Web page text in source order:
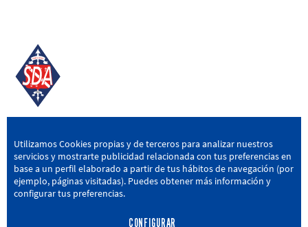
SD AMOREBIETA
San Miguel Kalea, 16, 48340 Amorebieta, Bizkaia
946 604 751 | sda@sdamorebieta.eus
Utilizamos Cookies propias y de terceros para analizar nuestros
servicios y mostrarte publicidad relacionada con tus preferencias en
base a un perfil elaborado a partir de tus hábitos de navegación (por
ejemplo, páginas visitadas). Puedes obtener más información y
configurar tus preferencias.
CONFIGURAR